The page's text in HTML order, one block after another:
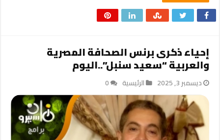
إحياء ذكرى برنس الصحافة المصرية
والعربية “سعيد سنبل”..اليوم
ديسمبر 3, 2025 الرئيسية 0